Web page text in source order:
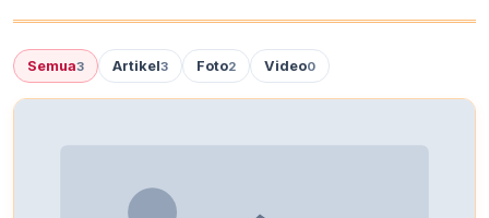
Semua3 Artikel3 Foto2 Video0